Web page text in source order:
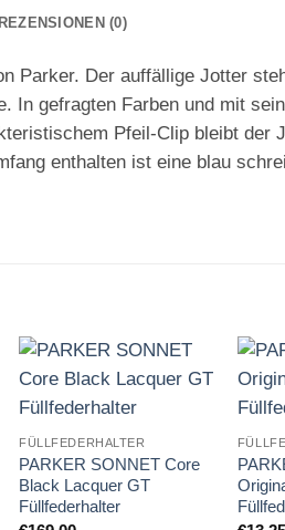
REZENSIONEN (0)
Parker. Der auffällige Jotter
In gefragten Farben und mit
Pfeil-Clip bleibt der
enthalten ist eine blau
FÜLLFEDERHALTER
PARKER SONNET Core
Black Lacquer GT
Füllfederhalter